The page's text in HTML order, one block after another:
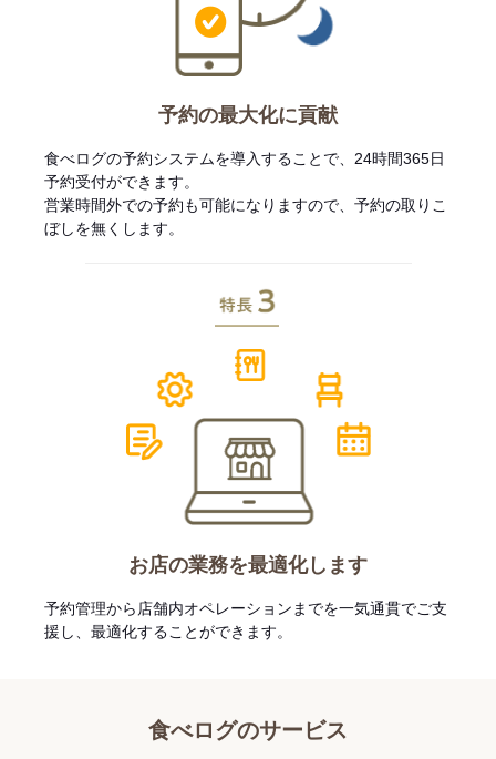
予約の最大化に貢献
食べログの予約システムを導入することで、24時間365日
予約受付ができます。
営業時間外での予約も可能になりますので、予約の取りこ
ぼしを無くします。
お店の業務を最適化します
予約管理から店舗内オペレーションまでを一気通貫でご支
援し、最適化することができます。
食べログのサービス